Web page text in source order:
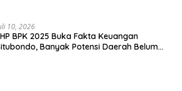
10, 2026
BPK 2025 Buka Fakta Keuangan
Banyak Potensi Daerah Belum